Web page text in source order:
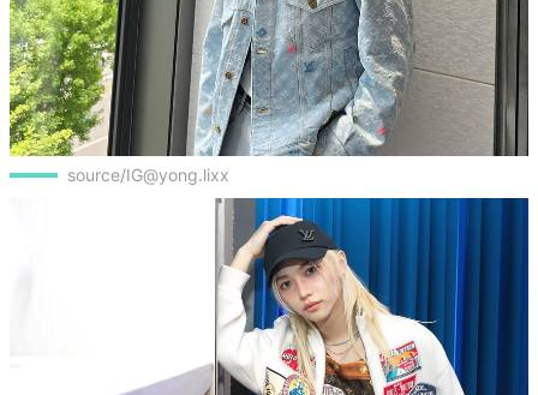
source/IG@yong.lixx